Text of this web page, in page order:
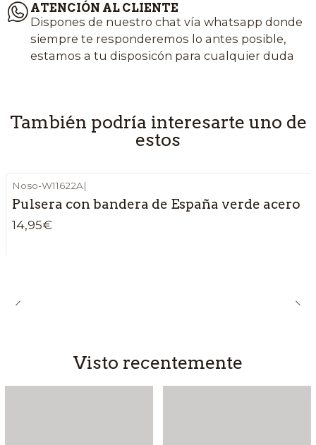
ATENCIÓN AL CLIENTE
Dispones de nuestro chat vía whatsapp donde
siempre te responderemos lo antes posible,
estamos a tu disposicón para cualquier duda
También podría interesarte uno de
estos
Noso-W11622A|
Pulsera con bandera de España verde acero
14,95€
Visto recentemente